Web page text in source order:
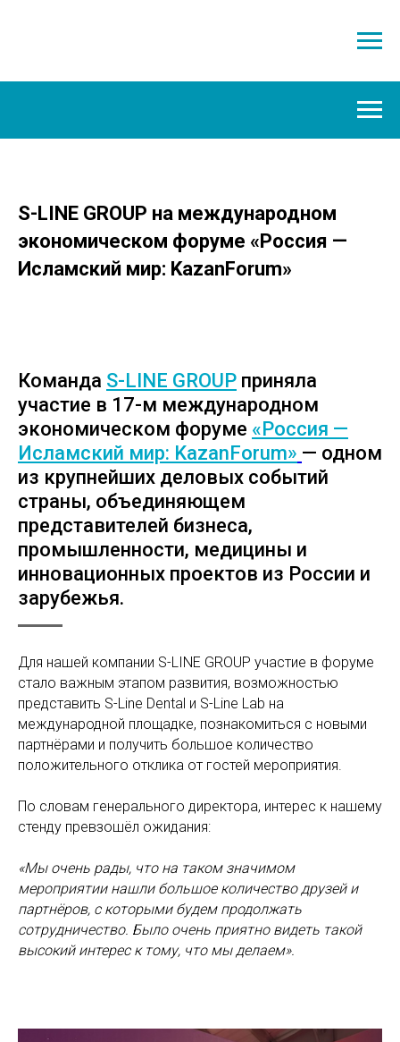
S-LINE GROUP на международном
экономическом форуме «Россия —
Исламский мир: KazanForum»
Команда S-LINE GROUP приняла
участие в 17-м международном
экономическом форуме «Россия —
Исламский мир: KazanForum» — одном
из крупнейших деловых событий
страны, объединяющем
представителей бизнеса,
промышленности, медицины и
инновационных проектов из России и
зарубежья.
Для нашей компании S-LINE GROUP участие в форуме
стало важным этапом развития, возможностью
представить S-Line Dental и S-Line Lab на
международной площадке, познакомиться с новыми
партнёрами и получить большое количество
положительного отклика от гостей мероприятия.
По словам генерального директора, интерес к нашему
стенду превзошёл ожидания:
«Мы очень рады, что на таком значимом
мероприятии нашли большое количество друзей и
партнёров, с которыми будем продолжать
сотрудничество. Было очень приятно видеть такой
высокий интерес к тому, что мы делаем».